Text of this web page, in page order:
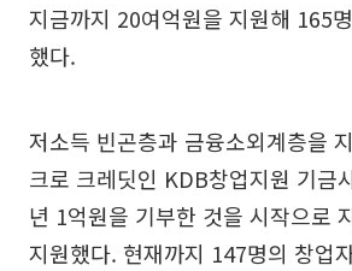
지금까지 20여억원을 지원해 165
했다.
저소득 빈곤층과 금융소외계층을
크로 크레딧인 KDB창업지원 기금
년 1억원을 기부한 것을 시작으로
지원했다. 현재까지 147명의 창업